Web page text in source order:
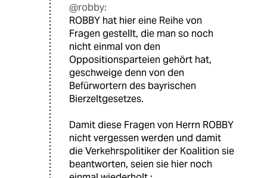
@robby:
ROBBY hat hier eine Reihe von
Fragen gestellt, die man so noch
nicht einmal von den
Oppositionsparteien gehört hat,
geschweige denn von den
Befürwortern des bayrischen
Bierzeltgesetzes.
Damit diese Fragen von Herrn ROBBY
nicht vergessen werden und damit
die Verkehrspolitiker der Koalition sie
beantworten, seien sie hier noch